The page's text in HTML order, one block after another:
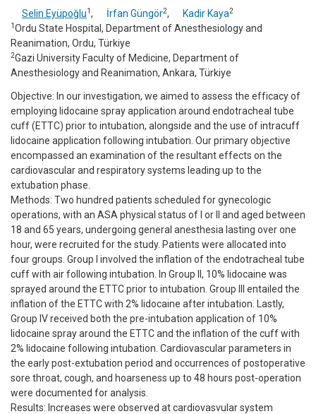
Selin Eyüpoğlu1, İrfan Güngör2, Kadir Kaya2
1Ordu State Hospital, Department of Anesthesiology and
Reanimation, Ordu, Türkiye
2Gazi University Faculty of Medicine, Department of
Anesthesiology and Reanimation, Ankara, Türkiye
Objective: In our investigation, we aimed to assess the efficacy of
employing lidocaine spray application around endotracheal tube
cuff (ETTC) prior to intubation, alongside and the use of intracuff
lidocaine application following intubation. Our primary objective
encompassed an examination of the resultant effects on the
cardiovascular and respiratory systems leading up to the
extubation phase.
Methods: Two hundred patients scheduled for gynecologic
operations, with an ASA physical status of I or II and aged between
18 and 65 years, undergoing general anesthesia lasting over one
hour, were recruited for the study. Patients were allocated into
four groups. Group I involved the inflation of the endotracheal tube
cuff with air following intubation. In Group II, 10% lidocaine was
sprayed around the ETTC prior to intubation. Group III entailed the
inflation of the ETTC with 2% lidocaine after intubation. Lastly,
Group IV received both the pre-intubation application of 10%
lidocaine spray around the ETTC and the inflation of the cuff with
2% lidocaine following intubation. Cardiovascular parameters in
the early post-extubation period and occurrences of postoperative
sore throat, cough, and hoarseness up to 48 hours post-operation
were documented for analysis.
Results: Increases were observed at cardiovasvular system